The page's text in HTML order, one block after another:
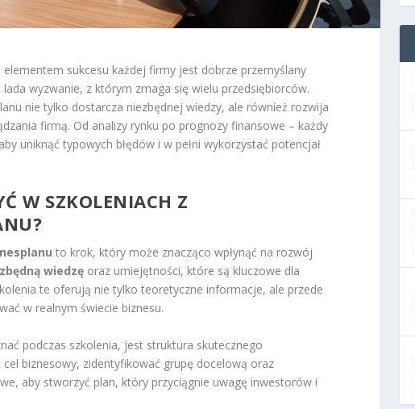
sukcesu każdej firmy jest dobrze przemyślany
wyzwanie, z którym zmaga się wielu przedsiębiorców.
nie tylko dostarcza niezbędnej wiedzy, ale również rozwija
firmą. Od analizy rynku po prognozy finansowe – każdy
uniknąć typowych błędów i w pełni wykorzystać potencjał
W SZKOLENIACH Z
to krok, który może znacząco wpłynąć na rozwój
wiedzę oraz umiejętności, które są kluczowe dla
te oferują nie tylko teoretyczne informacje, ale przede
w realnym świecie biznesu.
podczas szkolenia, jest struktura skutecznego
biznesowy, zidentyfikować grupę docelową oraz
aby stworzyć plan, który przyciągnie uwagę inwestorów i